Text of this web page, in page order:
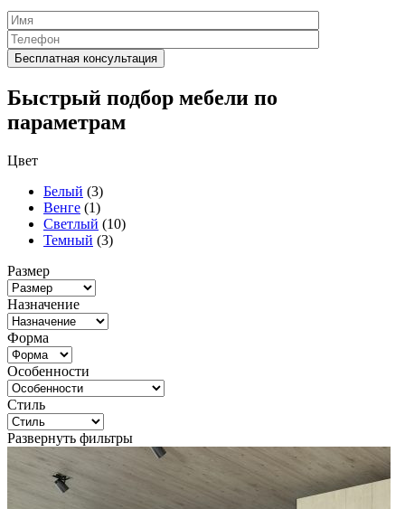
Быстрый подбор мебели по
параметрам
Цвет
Белый (3)
Венге (1)
Светлый (10)
Темный (3)
Размер
Назначение
Форма
Особенности
Стиль
Развернуть фильтры